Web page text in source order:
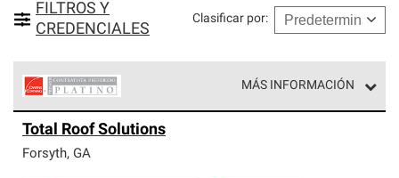
FILTROS Y
CREDENCIALES
Clasificar por:
MÁS INFORMACIÓN
Corning constituyen el nivel superior de nuestra red
exclusiva y cumplen con estándares estrictos de
Total Roof Solutions
Forsyth, GA